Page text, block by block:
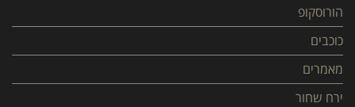
הורוסקופ
כוכבים
מאמרים
ירח שחור